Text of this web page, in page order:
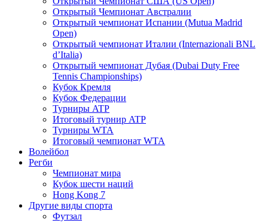
Открытый Чемпионат Австралии
Открытый чемпионат Испании (Mutua Madrid
Open)
Открытый чемпионат Италии (Internazionali BNL
d’Italia)
Открытый чемпионат Дубая (Dubai Duty Free
Tennis Championships)
Кубок Кремля
Кубок Федерации
Турниры ATP
Итоговый турнир ATP
Турниры WTA
Итоговый чемпионат WTA
Волейбол
Регби
Чемпионат мира
Кубок шести наций
Hong Kong 7
Другие виды спорта
Футзал